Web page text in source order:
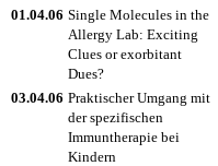
01.04.06 Single Molecules in the
Allergy Lab: Exciting
Clues or exorbitant
Dues?
03.04.06 Praktischer Umgang mit
der spezifischen
Immuntherapie bei
Kindern